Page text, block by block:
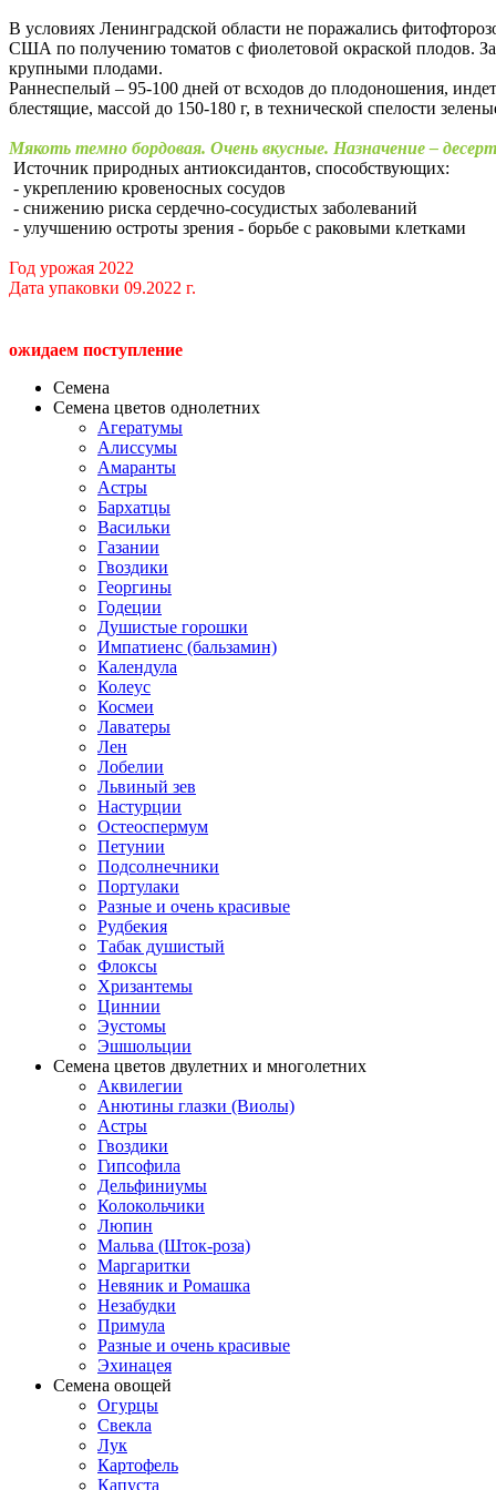
В условиях Ленинградской области не поражались
США по получению томатов с фиолетовой окраской плодов.
крупными плодами.
Раннеспелый – 95-100 дней от всходов до плодоношения,
блестящие, массой до 150-180 г, в технической спелости
Мякоть темно бордовая. Очень вкусные. Назначение –
Источник природных антиоксидантов, способствующих:
- укреплению кровеносных сосудов
- снижению риска сердечно-сосудистых заболеваний
- улучшению остроты зрения - борьбе с раковыми клетками
Год урожая 2022
Дата упаковки 09.2022 г.
ожидаем поступление
Семена
Семена цветов однолетних
Агератумы
Алиссумы
Амаранты
Астры
Бархатцы
Васильки
Газании
Гвоздики
Георгины
Годеции
Душистые горошки
Импатиенс (бальзамин)
Календула
Колеус
Космеи
Лаватеры
Лен
Лобелии
Львиный зев
Настурции
Остеоспермум
Петунии
Подсолнечники
Портулаки
Разные и очень красивые
Рудбекия
Табак душистый
Флоксы
Хризантемы
Циннии
Эустомы
Эшшольции
Семена цветов двулетних и многолетних
Аквилегии
Анютины глазки (Виолы)
Астры
Гвоздики
Гипсофила
Дельфиниумы
Колокольчики
Люпин
Мальва (Шток-роза)
Маргаритки
Невяник и Ромашка
Незабудки
Примула
Разные и очень красивые
Эхинацея
Семена овощей
Огурцы
Свекла
Лук
Картофель
Капуста